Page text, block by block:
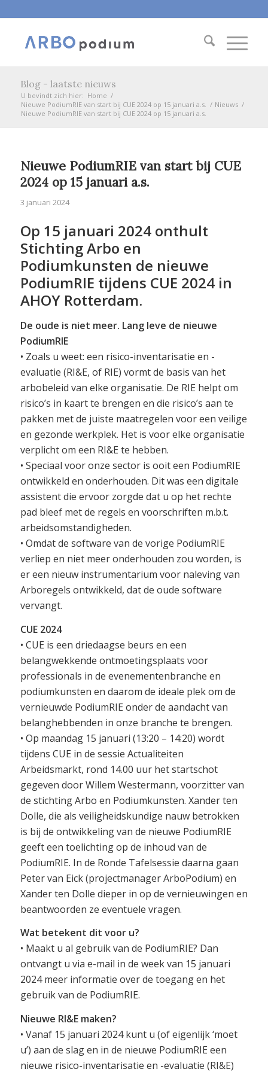
Blog - laatste nieuws
U bevindt zich hier: Home /
Nieuwe PodiumRIE van start bij CUE 2024 op 15 januari a.s. / Nieuws /
Nieuwe PodiumRIE van start bij CUE 2024 op 15 januari a.s.
Nieuwe PodiumRIE van start bij CUE
2024 op 15 januari a.s.
3 januari 2024
Op 15 januari 2024 onthult
Stichting Arbo en
Podiumkunsten de nieuwe
PodiumRIE tijdens CUE 2024 in
AHOY Rotterdam.
De oude is niet meer. Lang leve de nieuwe
PodiumRIE
• Zoals u weet: een risico-inventarisatie en -
evaluatie (RI&E, of RIE) vormt de basis van het
arbobeleid van elke organisatie. De RIE helpt om
risico’s in kaart te brengen en die risico’s aan te
pakken met de juiste maatregelen voor een veilige
en gezonde werkplek. Het is voor elke organisatie
verplicht om een RI&E te hebben.
• Speciaal voor onze sector is ooit een PodiumRIE
ontwikkeld en onderhouden. Dit was een digitale
assistent die ervoor zorgde dat u op het rechte
pad bleef met de regels en voorschriften m.b.t.
arbeidsomstandigheden.
• Omdat de software van de vorige PodiumRIE
verliep en niet meer onderhouden zou worden, is
er een nieuw instrumentarium voor naleving van
Arboregels ontwikkeld, dat de oude software
vervangt.
CUE 2024
• CUE is een driedaagse beurs en een
belangwekkende ontmoetingsplaats voor
professionals in de evenementenbranche en
podiumkunsten en daarom de ideale plek om de
vernieuwde PodiumRIE onder de aandacht van
belanghebbenden in onze branche te brengen.
• Op maandag 15 januari (13:20 – 14:20) wordt
tijdens CUE in de sessie Actualiteiten
Arbeidsmarkt, rond 14.00 uur het startschot
gegeven door Willem Westermann, voorzitter van
de stichting Arbo en Podiumkunsten. Xander ten
Dolle, die als veiligheidskundige nauw betrokken
is bij de ontwikkeling van de nieuwe PodiumRIE
geeft een toelichting op de inhoud van de
PodiumRIE. In de Ronde Tafelsessie daarna gaan
Peter van Eick (projectmanager ArboPodium) en
Xander ten Dolle dieper in op de vernieuwingen en
beantwoorden ze eventuele vragen.
Wat betekent dit voor u?
• Maakt u al gebruik van de PodiumRIE? Dan
ontvangt u via e-mail in de week van 15 januari
2024 meer informatie over de toegang en het
gebruik van de PodiumRIE.
Nieuwe RI&E maken?
• Vanaf 15 januari 2024 kunt u (of eigenlijk ‘moet
u’) aan de slag en in de nieuwe PodiumRIE een
nieuwe risico-inventarisatie en -evaluatie (RI&E)